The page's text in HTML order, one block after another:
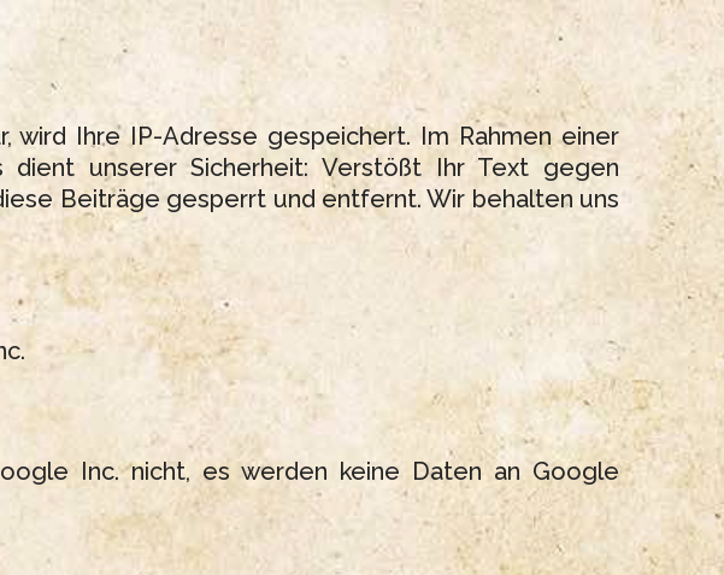
Ihre IP-Adresse gespeichert. Im Rahmen einer
unserer Sicherheit: Verstößt Ihr Text gegen
Beiträge gesperrt und entfernt. Wir behalten uns
Inc. nicht, es werden keine Daten an Google